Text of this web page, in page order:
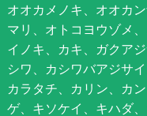
オオカメノキ、オオカ
マリ、オトコヨウゾメ
イノキ、カキ、ガクア
シワ、カシワバアジサ
カラタチ、カリン、カ
ゲ、キソケイ、キハダ